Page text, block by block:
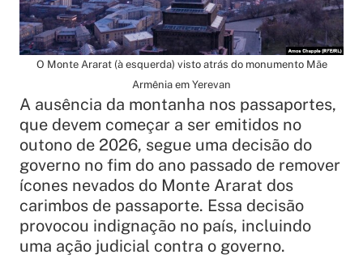
O Monte Ararat (à esquerda) visto atrás do monumento Mãe
Armênia em Yerevan
A ausência da montanha nos passaportes,
que devem começar a ser emitidos no
outono de 2026, segue uma decisão do
governo no fim do ano passado de remover
ícones nevados do Monte Ararat dos
carimbos de passaporte. Essa decisão
provocou indignação no país, incluindo
uma ação judicial contra o governo.